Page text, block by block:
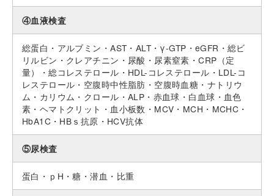
④血液検査
総蛋白・アルブミン・AST・ALT・γ-GTP・eGFR・総ビ
リルビン・クレアチニン・尿酸・尿素窒素・CRP（定
量）・総コレステロール・HDL-コレステロール・LDL-コ
レステロール・空腹時中性脂肪・空腹時血糖・ナトリウ
ム・カリウム・クロール・ALP・赤血球・白血球・血色
素・ヘマトクリット・血小板数・MCV・MCH・MCHC・
HbA1C・HBｓ抗原・HCV抗体
⑤尿検査
蛋白・ｐH・糖・潜血・比重